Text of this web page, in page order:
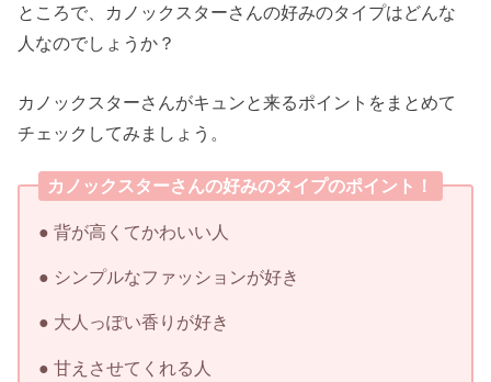
ところで、カノックスターさんの好みのタイプはどんな
人なのでしょうか？
カノックスターさんがキュンと来るポイントをまとめて
チェックしてみましょう。
カノックスターさんの好みのタイプのポイント！
● 背が高くてかわいい人
● シンプルなファッションが好き
● 大人っぽい香りが好き
● 甘えさせてくれる人